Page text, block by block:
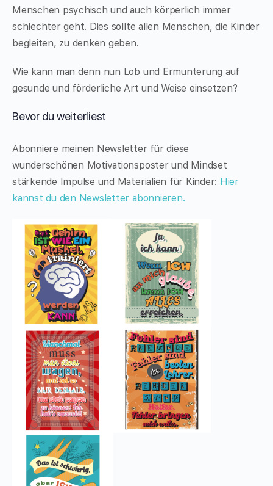
Menschen psychisch und auch körperlich immer
schlechter geht. Dies sollte allen Menschen, die Kinder
begleiten, zu denken geben.
Wie kann man denn nun Lob und Ermunterung auf
gesunde und förderliche Art und Weise einsetzen?
Bevor du weiterliest
Abonniere meinen Newsletter für diese
wunderschönen Motivationsposter und Mindset
stärkende Impulse und Materialien für Kinder: Hier
kannst du den Newsletter abonnieren.